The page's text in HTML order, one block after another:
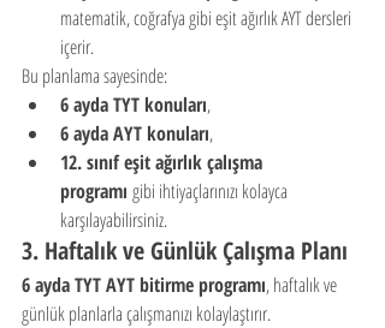
matematik, coğrafya gibi eşit ağırlık AYT dersleri
içerir.
Bu planlama sayesinde:
6 ayda TYT konuları,
6 ayda AYT konuları,
12. sınıf eşit ağırlık çalışma
programı gibi ihtiyaçlarınızı kolayca
karşılayabilirsiniz.
3. Haftalık ve Günlük Çalışma Planı
6 ayda TYT AYT bitirme programı, haftalık ve
günlük planlarla çalışmanızı kolaylaştırır.